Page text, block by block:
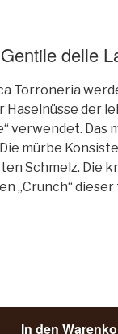
delle
Torroneria
der
verwendet. Das
mürbe
Schmelz. Die
„Crunch“
In den